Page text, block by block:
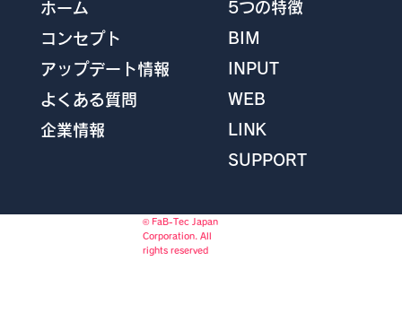
ホーム
コンセプト
アップデート情報
よくある質問
企業情報
5つの特徴
BIM
INPUT
WEB
LINK
SUPPORT
© FaB-Tec Japan
Corporation. All
rights reserved